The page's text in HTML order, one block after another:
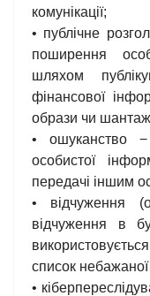
комунікації;
• публічне
поширення
шляхом
фінансової
образи чи
• ошуканство −
особистої
передачі іншим
• відчуження
відчуження в
список
•